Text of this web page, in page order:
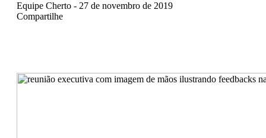
Equipe Cherto - 27 de novembro de 2019
Compartilhe